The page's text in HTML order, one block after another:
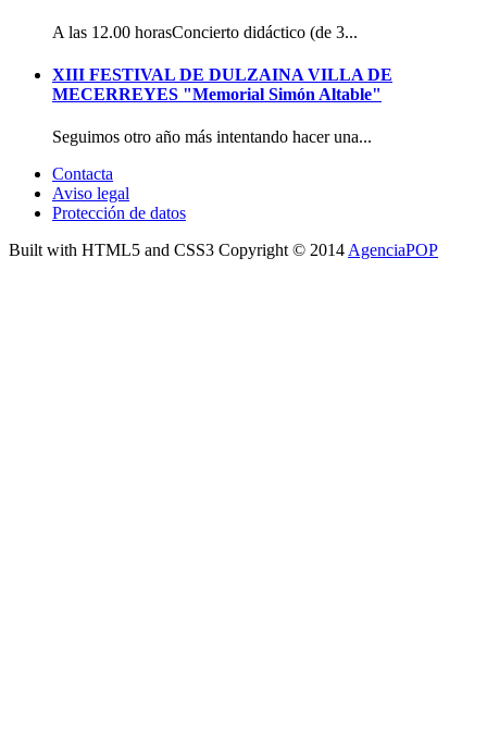
A las 12.00 horasConcierto didáctico (de 3...
XIII FESTIVAL DE DULZAINA VILLA DE
MECERREYES "Memorial Simón Altable"
Seguimos otro año más intentando hacer una...
Contacta
Aviso legal
Protección de datos
Built with HTML5 and CSS3 Copyright © 2014AgenciaPOP